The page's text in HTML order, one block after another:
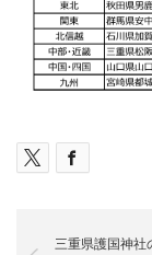
三重県護国神社